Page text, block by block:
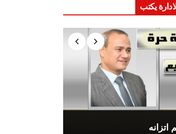
يكتب
اتزانه